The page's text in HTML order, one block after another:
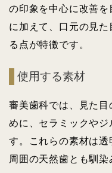
の印象を中心に改善
に加えて、口元の見
る点が特徴です。
使用する素材
審美歯科では、見た
めに、セラミックやジ
す。これらの素材は透
周囲の天然歯とも馴染